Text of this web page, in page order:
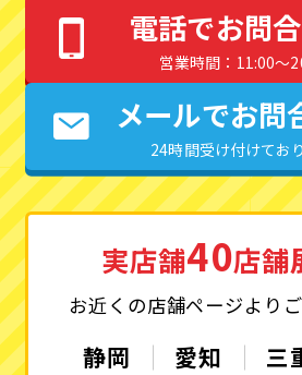
電話でお問
営業時間：11:00〜
メールでお問
24時間受け付けてお
実店舗40店舗
お近くの店舗ページより
静岡 愛知 三